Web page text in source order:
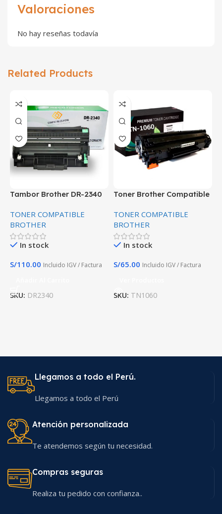
Valoraciones
No hay reseñas todavía
Related Products
Tambor Brother DR-2340
L2540DW Alta calidad
TONER COMPATIBLE
BROTHER
In stock
S/110.00 Incluido IGV / Factura
SKU: DR2340
Toner Brother Compatible
HL-1202 Premium
TONER COMPATIBLE
BROTHER
In stock
S/65.00 Incluido IGV / Factura
SKU: TN1060
Llegamos a todo el Perú.
Llegamos a todo el Perú
Atención personalizada
Te atendemos según tu necesidad.
Compras seguras
Realiza tu pedido con confianza..